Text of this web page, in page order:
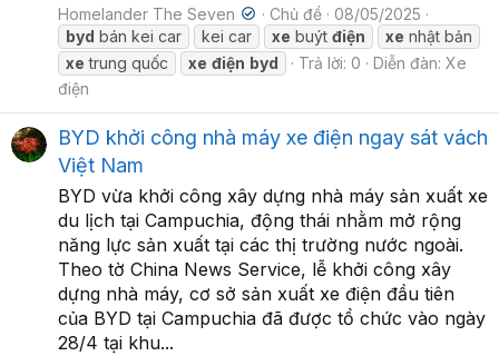
Homelander The Seven Chủ đề
08/05/2025
byd bán kei car kei car xe buýt điện xe nhật bản
xe trung quốc xe điện byd Trả lời: 0 Diễn đàn: Xe
điện
BYD khởi công nhà máy xe điện ngay sát vách
Việt Nam
BYD vừa khởi công xây dựng nhà máy sản xuất xe
du lịch tại Campuchia, động thái nhằm mở rộng
năng lực sản xuất tại các thị trường nước ngoài.
Theo tờ China News Service, lễ khởi công xây
dựng nhà máy, cơ sở sản xuất xe điện đầu tiên
của BYD tại Campuchia đã được tổ chức vào ngày
28/4 tại khu...